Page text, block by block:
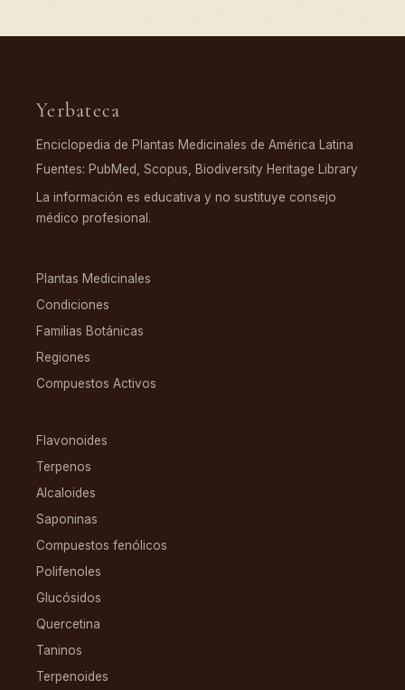
Yerbateca
Enciclopedia de Plantas Medicinales de América Latina
Fuentes: PubMed, Scopus, Biodiversity Heritage Library
La información es educativa y no sustituye consejo
médico profesional.
Plantas Medicinales
Condiciones
Familias Botánicas
Regiones
Compuestos Activos
Flavonoides
Terpenos
Alcaloides
Saponinas
Compuestos fenólicos
Polifenoles
Glucósidos
Quercetina
Taninos
Terpenoides